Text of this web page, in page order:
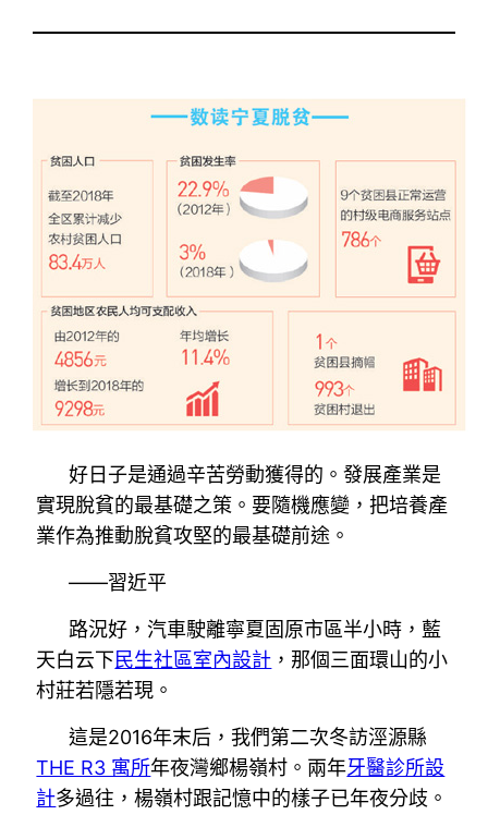
好日子是通過辛苦勞動獲得的。發展產業是
實現脫貧的最基礎之策。要隨機應變，把培養產
業作為推動脫貧攻堅的最基礎前途。
——習近平
路況好，汽車駛離寧夏固原市區半小時，藍
天白云下民生社區室內設計 ，那個三面環山的小
村莊若隱若現。
這是2016年末后，我們第二次冬訪涇源縣
THE R3 寓所年夜灣鄉楊嶺村。兩年牙醫診所設
計多過往，楊嶺村跟記憶中的樣子已年夜分歧。